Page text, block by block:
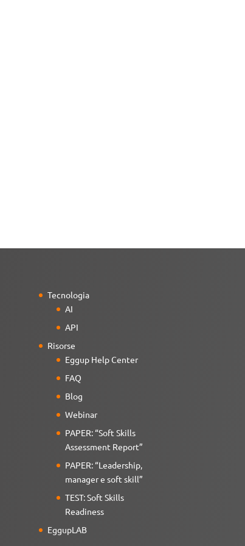
Tecnologia
AI
API
Risorse
Eggup Help Center
FAQ
Blog
Webinar
PAPER: “Soft Skills
Assessment Report”
PAPER: “Leadership,
manager e soft skill”
TEST: Soft Skills
Readiness
EggupLAB